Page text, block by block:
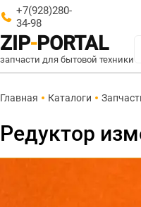
+7(928)280-
34-98
ZIP-PORTAL
запчасти для бытовой техники
Главная Каталоги
Редуктор